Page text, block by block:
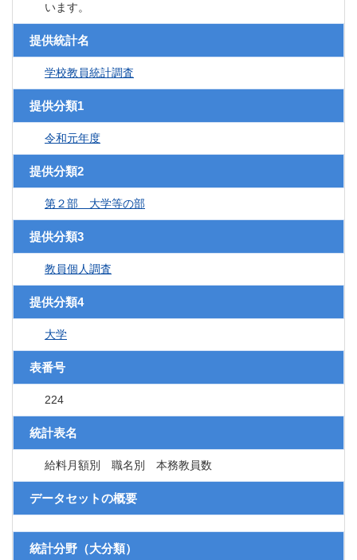
います。
提供統計名
学校教員統計調査
提供分類1
令和元年度
提供分類2
第２部 大学等の部
提供分類3
教員個人調査
提供分類4
大学
表番号
224
統計表名
給料月額別 職名別 本務教員数
データセットの概要
統計分野（大分類）